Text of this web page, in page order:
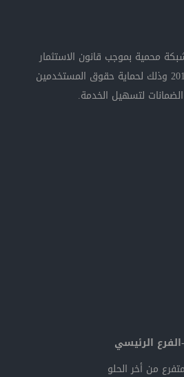
محمية بموجب قانون الاستثمار
المصري رقم (17) لسنة 2015 وذلك لحماية حقوق المستخدمين
لتسهيل الخدمة.
الرئيسي
من أخر الحلو